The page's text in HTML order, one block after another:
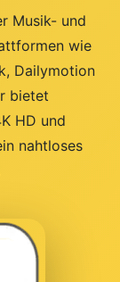
Musik- und
wie
Dailymotion
bietet
HD und
nahtloses